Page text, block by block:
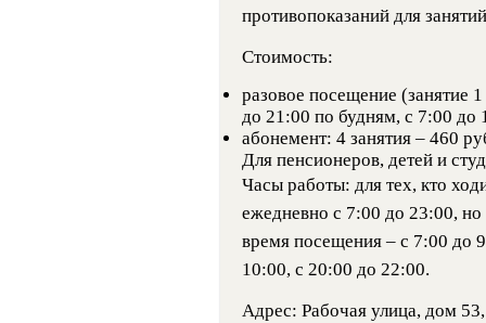
противопоказаний для
Стоимость:
разовое посещение (занятие
до 21:00 по будням, с 7:00
абонемент: 4 занятия – 460
Для пенсионеров, детей и
Часы работы: для тех, кто
ежедневно с 7:00 до 23:00, но
время посещения – с 7:00 до
10:00, с 20:00 до 22:00.
Адрес: Рабочая улица, дом